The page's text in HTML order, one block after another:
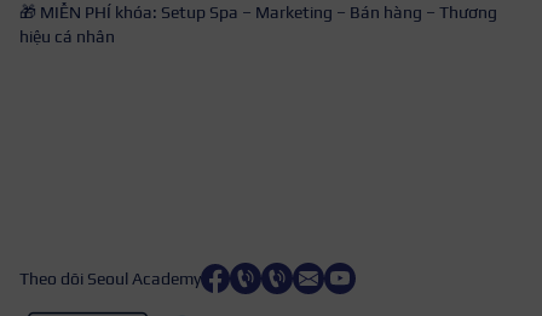
🎁 MIỄN PHÍ khóa: Setup Spa – Marketing – Bán hàng – Thương
hiệu cá nhân
Theo dõi Seoul Academy